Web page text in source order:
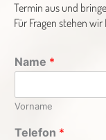
Termin aus und
Für Fragen stehen
Name *
Vorname
Telefon *